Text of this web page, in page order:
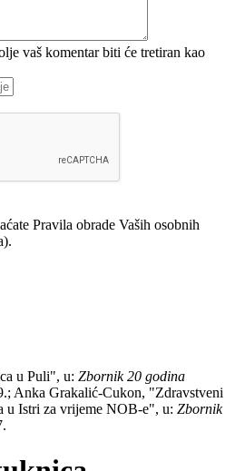
vaš komentar biti će tretiran kao
Pravila obrade Vaših osobnih
u Puli", u: Zbornik 20 godina
Anka Grakalić-Cukon, "Zdravstveni
u Istri za vrijeme NOB-e", u: Zbornik